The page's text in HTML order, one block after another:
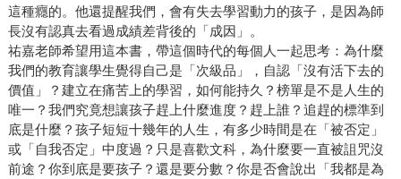
這種癮的。他還提醒我們，會有失去學習動力的孩子，是因為師
長沒有認真去看過成績差背後的「成因」。
祐嘉老師希望用這本書，帶這個時代的每個人一起思考：為什麼
我們的教育讓學生覺得自己是「次級品」，自認「沒有活下去的
價值」？建立在痛苦上的學習，如何能持久？榜單是不是人生的
唯一？我們究竟想讓孩子趕上什麼進度？趕上誰？追趕的標準到
底是什麼？孩子短短十幾年的人生，有多少時間是在「被否定」
或「自我否定」中度過？只是喜歡文科，為什麼要一直被詛咒沒
前途？你到底是要孩子？還是要分數？你是否會說出「我都是為